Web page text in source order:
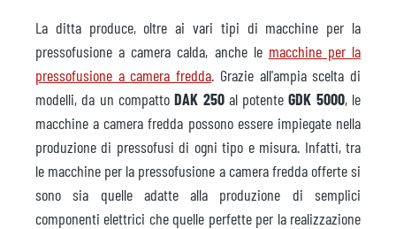
La ditta produce, oltre ai vari tipi di macchine per la
pressofusione a camera calda, anche le macchine per la
pressofusione a camera fredda. Grazie all'ampia scelta di
modelli, da un compattoDAK 250al potenteGDK 5000, le
macchine a camera fredda possono essere impiegate nella
produzione di pressofusi di ogni tipo e misura. Infatti, tra
le macchine per la pressofusione a camera fredda offerte si
sono sia quelle adatte alla produzione di semplici
componenti elettrici che quelle perfette per la realizzazione